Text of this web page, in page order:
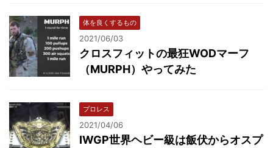
体を良くするもの
2021/06/03
クロスフィットの最狂WODマーフ
（MURPH）やってみた
プロレス
2021/04/06
IWGP世界ヘビー級は飯伏からオスプ